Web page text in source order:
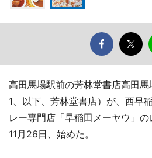
高田馬場駅前の芳林堂書店高田
1、以下、芳林堂書店）が、西早
レー専門店「早稲田メーヤウ」
11月26日、始めた。